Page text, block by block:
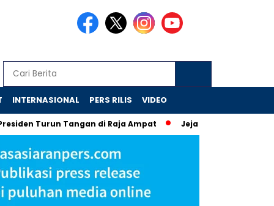
INTERNASIONAL PERS RILIS VIDEO
Tangan di Raja Ampat Jejak Skandal Chromebook: